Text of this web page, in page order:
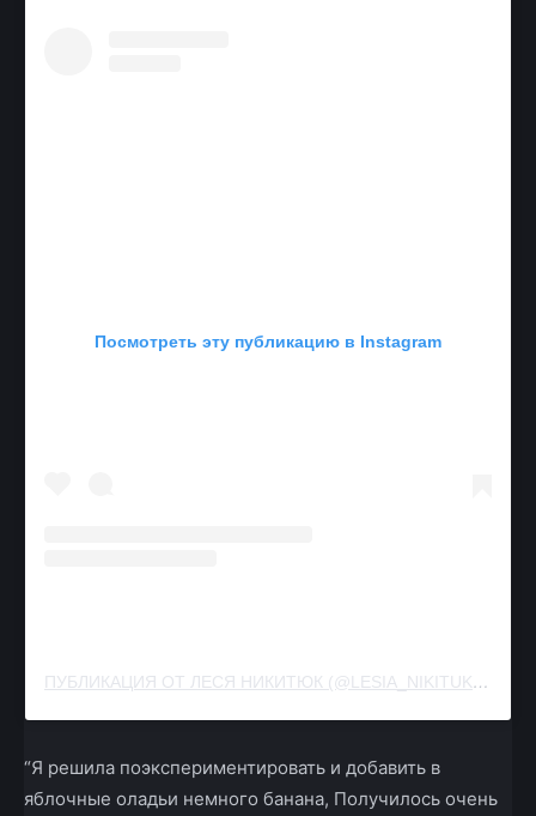
Посмотреть эту публикацию в Instagram
ПУБЛИКАЦИЯ ОТ ЛЕСЯ НИКИТЮК (@LESIA_NIKITUK)
“Я решила поэкспериментировать и добавить в
яблочные оладьи немного банана, Получилось очень